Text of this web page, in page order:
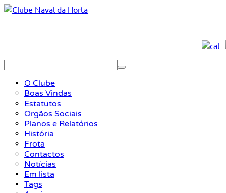
O Clube
Boas Vindas
Estatutos
Orgãos Sociais
Planos e Relatórios
História
Frota
Contactos
Notícias
Em lista
Tags